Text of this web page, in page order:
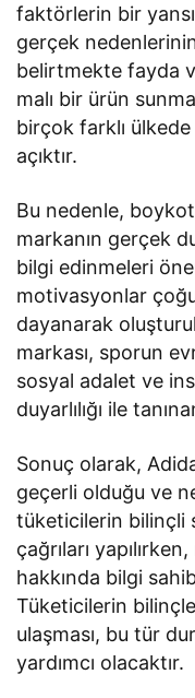
faktörlerin bir
gerçek
belirtmekte fayda
malı bir ürün
birçok farklı
açıktır.
Bu nedenle, boykot
markanın gerçek
bilgi edinmeleri
motivasyonlar
dayanarak
markası, sporun
sosyal adalet ve
duyarlılığı ile
Sonuç olarak,
geçerli olduğu ve
tüketicilerin bilinçli
çağrıları
hakkında bilgi
Tüketicilerin
ulaşması, bu tür
yardımcı olacaktır.